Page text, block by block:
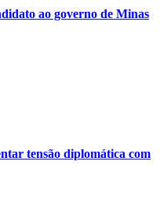
ao governo de Minas
tensão diplomática com